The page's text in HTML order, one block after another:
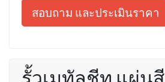
สอบถาม และประเมินราคา